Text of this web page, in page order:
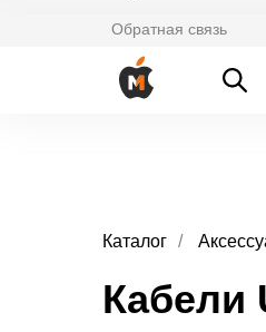
Обратная связь
Каталог /
Кабели